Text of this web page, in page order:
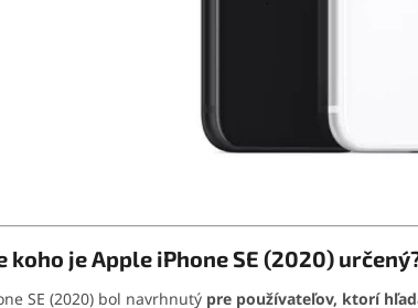
koho je Apple iPhone SE (2020)
SE (2020) bol navrhnutý pre používateľov, ktorí